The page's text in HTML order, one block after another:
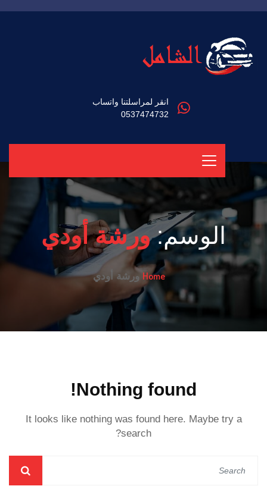
انقر لمراسلتنا واتساب
0537474732
الوسم:ورشة أودي
Home ورشة أودي
Nothing found!
It looks like nothing was found here. Maybe try a
search?